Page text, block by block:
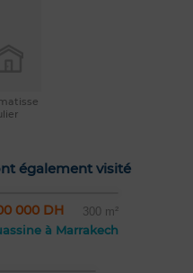
également visité
000 DH 300 m²
à Marrakech